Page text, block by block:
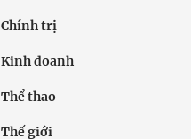
Chính trị
Kinh doanh
Thể thao
Thế giới